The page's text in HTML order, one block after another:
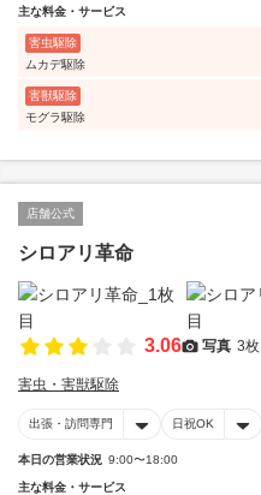
主な料金・サービス
害虫駆除
ムカデ駆除
害獣駆除
モグラ駆除
店舗公式
シロアリ革命
3.06 写真 3枚
害虫・害獣駆除
出張・訪問専門 日祝OK
本日の営業状況 9:00〜18:00
主な料金・サービス